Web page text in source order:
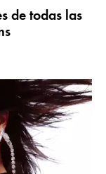
de todas las